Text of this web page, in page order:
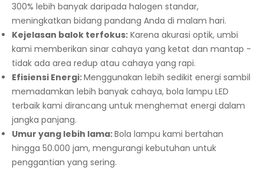
300% lebih banyak daripada halogen standar,
meningkatkan bidang pandang Anda di malam hari.
Kejelasan balok terfokus: Karena akurasi optik, umbi
kami memberikan sinar cahaya yang ketat dan mantap -
tidak ada area redup atau cahaya yang rapi.
Efisiensi Energi:Menggunakan lebih sedikit energi sambil
memadamkan lebih banyak cahaya, bola lampu LED
terbaik kami dirancang untuk menghemat energi dalam
jangka panjang.
Umur yang lebih lama:Bola lampu kami bertahan
hingga 50.000 jam, mengurangi kebutuhan untuk
penggantian yang sering.